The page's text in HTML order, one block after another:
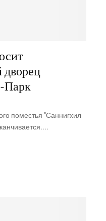
дворец
Парк
поместья "Саннигхил